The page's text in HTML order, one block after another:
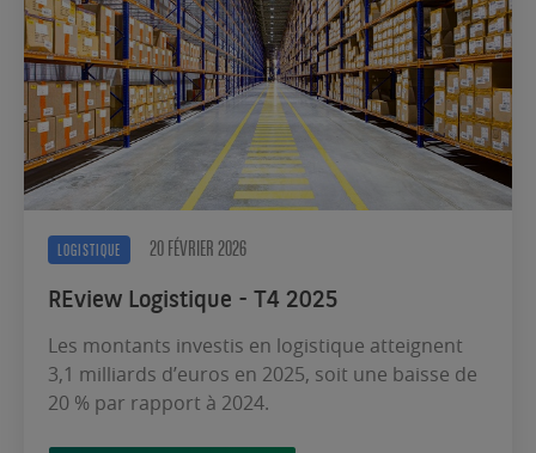
LOGISTIQUE 20 FÉVRIER 2026
REview Logistique - T4 2025
Les montants investis en logistique atteignent
3,1 milliards d’euros en 2025, soit une baisse de
20 % par rapport à 2024.